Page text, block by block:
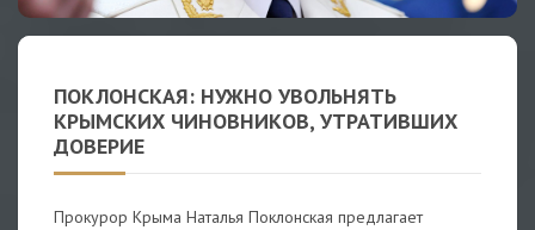
ПОКЛОНСКАЯ: НУЖНО УВОЛЬНЯТЬ
КРЫМСКИХ ЧИНОВНИКОВ, УТРАТИВШИХ
ДОВЕРИЕ
Прокурор Крыма Наталья Поклонская предлагает